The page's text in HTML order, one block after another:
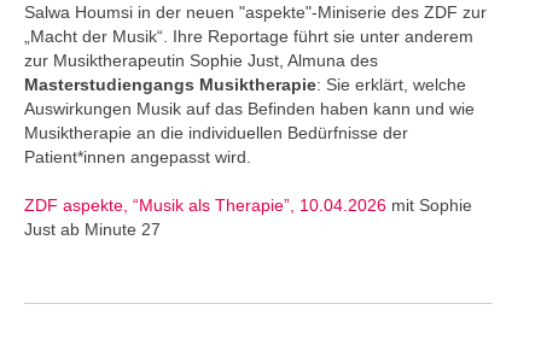
Salwa Houmsi in der neuen "aspekte"-Miniserie des ZDF zur
„Macht der Musik“. Ihre Reportage führt sie unter anderem
zur Musiktherapeutin Sophie Just, Almuna des
Masterstudiengangs Musiktherapie: Sie erklärt, welche
Auswirkungen Musik auf das Befinden haben kann und wie
Musiktherapie an die individuellen Bedürfnisse der
Patient*innen angepasst wird.
ZDF aspekte, “Musik als Therapie”, 10.04.2026 mit Sophie
Just ab Minute 27